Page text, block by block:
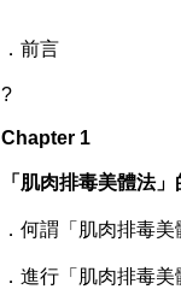
．前言
?
Chapter 1
「肌肉排毒美體法
．何謂「肌肉排毒美
．進行「肌肉排毒